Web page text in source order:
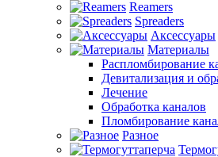
Reamers
Spreaders
Аксессуары
Материалы
Распломбирование
Девитализация и
Лечение
Обработка каналов
Пломбирование
Разное